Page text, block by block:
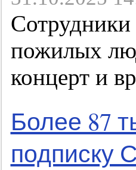
Сотрудники
пожилых
концерт и
Более 87
подписку